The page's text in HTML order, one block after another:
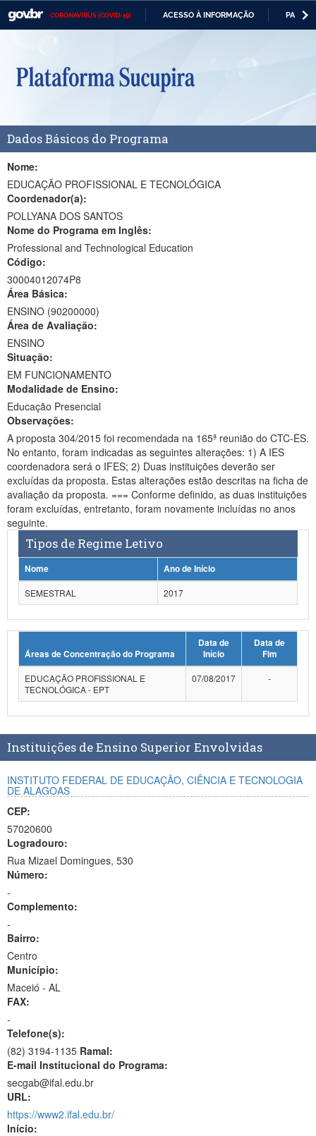
CORONAVÍRUS (COVID-19) ACESSO À INFORMAÇÃO
Casa Civil
Ministério da Defesa
Ministério da Economia
Ministério da Infraestrutura
Ministério da Agricultura, Pecuária e Abastecimento
Ministério da Educação
Ministério da Cidadania
Ministério da Saúde
Ministério da Ciência, Tecnologia, Inovações e Comunicações
Ministério do Meio Ambiente
Ministério do Turismo
Ministério do Desenvolvimento Regional
Controladoria-Geral da União
Ministério da Mulher, da Família e dos Direitos Humanos
Secretaria-Geral
Secretaria de Governo
Gabinete de Segurança Institucional
Dados Básicos do Programa
Nome:
EDUCAÇÃO PROFISSIONAL E TECNOLÓGICA
Coordenador(a):
POLLYANA DOS SANTOS
Nome do Programa em Inglês:
Professional and Technological Education
Código:
30004012074P8
Área Básica:
ENSINO (90200000)
Área de Avaliação:
ENSINO
Situação:
EM FUNCIONAMENTO
Modalidade de Ensino:
Educação Presencial
Observações:
A proposta 304/2015 foi recomendada na 165ª reunião do CTC-ES.
No entanto, foram indicadas as seguintes alterações: 1) A IES
coordenadora será o IFES; 2) Duas instituições deverão ser
excluídas da proposta. Estas alterações estão descritas na ficha de
avaliação da proposta. === Conforme definido, as duas instituições
foram excluídas, entretanto, foram novamente incluídas no anos
seguinte.
Tipos de Regime Letivo
Nome
Ano de Início
SEMESTRAL
2017
Áreas de Concentração do Programa
Data de
Início
Data de
Fim
EDUCAÇÃO PROFISSIONAL E
TECNOLÓGICA - EPT
07/08/2017 -
Instituições de Ensino Superior Envolvidas
INSTITUTO FEDERAL DE EDUCAÇÃO, CIÊNCIA E TECNOLOGIA
DE ALAGOAS
CEP:
57020600
Logradouro:
Rua Mizael Domingues, 530
Número:
-
Complemento:
-
Bairro:
Centro
Município:
Maceió - AL
FAX:
-
Telefone(s):
(82) 3194-1135 Ramal:
E-mail Institucional do Programa:
secgab@ifal.edu.br
URL:
https://www2.ifal.edu.br/
Início: